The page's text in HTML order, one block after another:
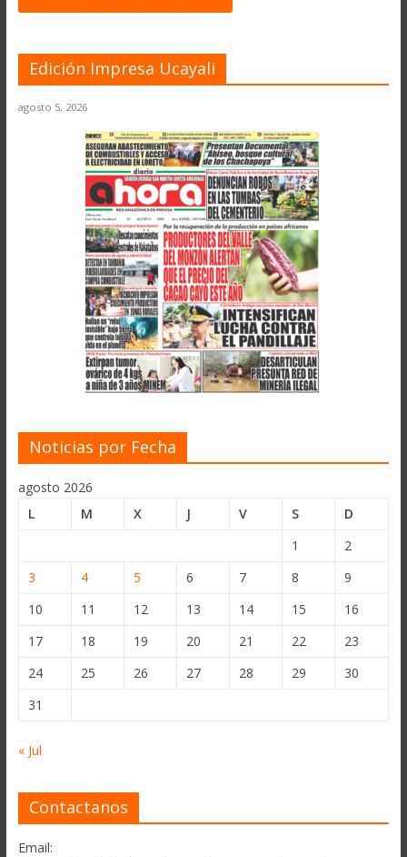
Edición Impresa Ucayali
agosto 5, 2026
Noticias por Fecha
agosto 2026
L
M X J V S
D
1
2
3
4 5 6 7 8
9
10
11 12 13 14 15
16
17
18 19 20 21 22
23
24
25 26 27 28 29
30
31
« Jul
Contactanos
Email: